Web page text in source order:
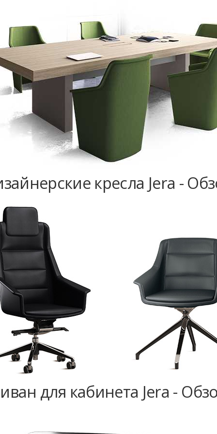
кресла Jera -
для кабинета Jera -